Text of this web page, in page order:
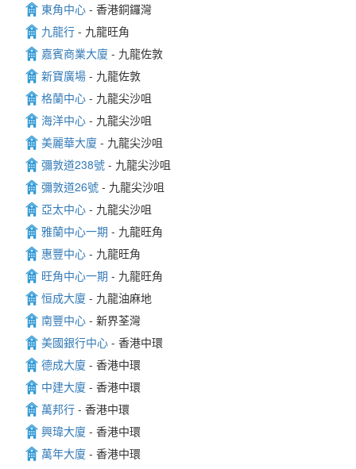
東角中心 - 香港銅鑼灣
九龍行 - 九龍旺角
嘉賓商業大廈 - 九龍佐敦
新寶廣場 - 九龍佐敦
格蘭中心 - 九龍尖沙咀
海洋中心 - 九龍尖沙咀
美麗華大廈 - 九龍尖沙咀
彌敦道238號 - 九龍尖沙咀
彌敦道26號 - 九龍尖沙咀
亞太中心 - 九龍尖沙咀
雅蘭中心一期 - 九龍旺角
惠豐中心 - 九龍旺角
旺角中心一期 - 九龍旺角
恒成大廈 - 九龍油麻地
南豐中心 - 新界荃灣
美國銀行中心 - 香港中環
德成大廈 - 香港中環
中建大廈 - 香港中環
萬邦行 - 香港中環
興瑋大廈 - 香港中環
萬年大廈 - 香港中環